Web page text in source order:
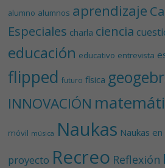
alumno alumnos aprendizaje
Especiales charla ciencia
educación educativo entrevista
flipped futuro física
INNOVACIÓN
móvil música Naukas Naukas
proyecto Recreo Reflexión